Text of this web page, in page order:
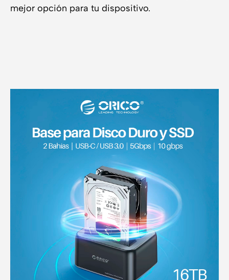
mejor opción para tu dispositivo.